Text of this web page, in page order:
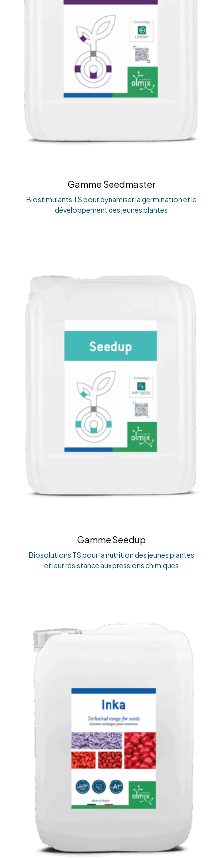
Gamme Seedmaster
Biostimulants TS pour dynamiser la germination et le
développement des jeunes plantes
Gamme Seedup
Biosolutions TS pour la nutrition des jeunes plantes
et leur résistance aux pressions chimiques